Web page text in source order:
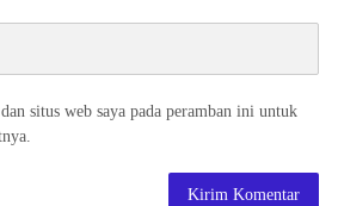
situs web saya pada peramban ini untuk